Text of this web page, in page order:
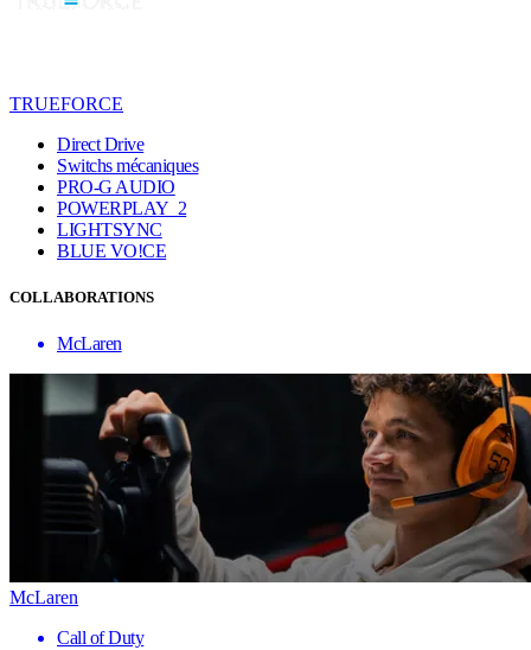
TRUEFORCE
Direct Drive
Switchs mécaniques
PRO-G AUDIO
POWERPLAY 2
LIGHTSYNC
BLUE VO!CE
COLLABORATIONS
McLaren
McLaren
Call of Duty